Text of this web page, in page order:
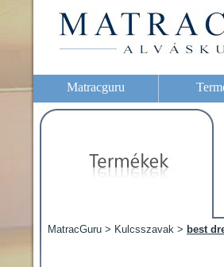
Matracguru
MatracGuru > Kulcsszavak > best